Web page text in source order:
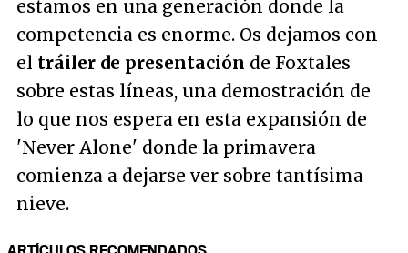
estamos en una generación donde la
competencia es enorme. Os dejamos con
el tráiler de presentación de Foxtales
sobre estas líneas, una demostración de
lo que nos espera en esta expansión de
'Never Alone' donde la primavera
comienza a dejarse ver sobre tantísima
nieve.